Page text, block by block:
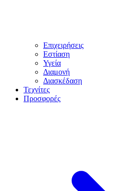
Επιχειρήσεις
Εστίαση
Υγεία
Διαμονή
Διασκέδαση
Τεχνίτες
Προσφορές